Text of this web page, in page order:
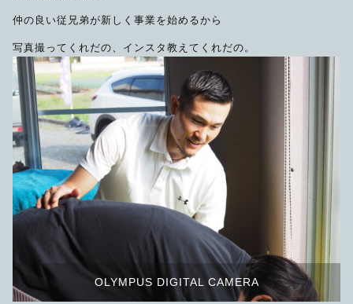
仲の良い従兄弟が新しく事業を始めるから
写真撮ってくれだの、インスタ教えてくれだの。
OLYMPUS DIGITAL CAMERA